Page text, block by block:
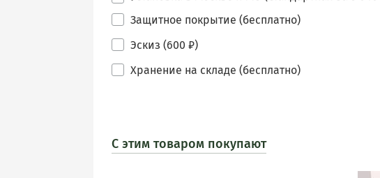
Защитное покрытие (бесплатно)
Эскиз (600 ₽)
Хранение на складе (бесплатно)
С этим товаром покупают